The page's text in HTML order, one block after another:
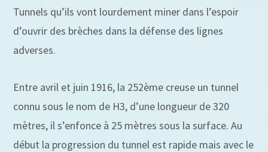
Tunnels qu’ils vont lourdement miner dans l’espoir
d’ouvrir des brèches dans la défense des lignes
adverses.
Entre avril et juin 1916, la 252ème creuse un tunnel
connu sous le nom de H3, d’une longueur de 320
mètres, il s’enfonce à 25 mètres sous la surface. Au
début la progression du tunnel est rapide mais avec le